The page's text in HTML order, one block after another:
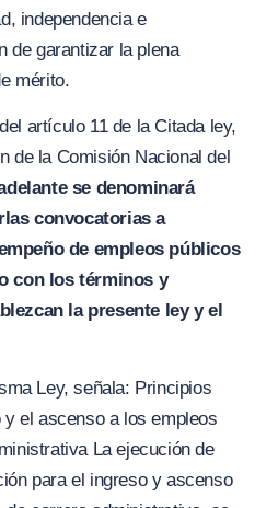
independencia e
de garantizar la plena
mérito.
artículo 11 de la Citada ley,
de la Comisión Nacional del
se denominará
las convocatorias a
de empleos públicos
con lostérminos y
la presente ley y el
Ley, señala: Principios
el ascenso a los empleos
La ejecución de
para el ingreso y ascenso